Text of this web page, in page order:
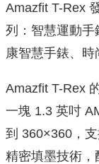
Amazfit T-Rex
列：智慧運動手
康智慧手錶、時
Amazfit T-Rex
一塊 1.3 英吋
到 360×360，
精密填墨技術，